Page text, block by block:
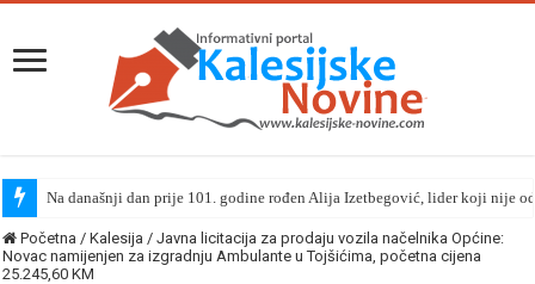
Na današnji dan prije 101. godine rođen Alija Izetbegović, lider koji nije
Početna / Kalesija / Javna licitacija za prodaju vozila načelnika Općine:
Novac namijenjen za izgradnju Ambulante u Tojšićima, početna cijena
25.245,60 KM